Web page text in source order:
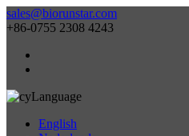
sales@biorunstar.com
+86-0755 2308 4243
Language
English